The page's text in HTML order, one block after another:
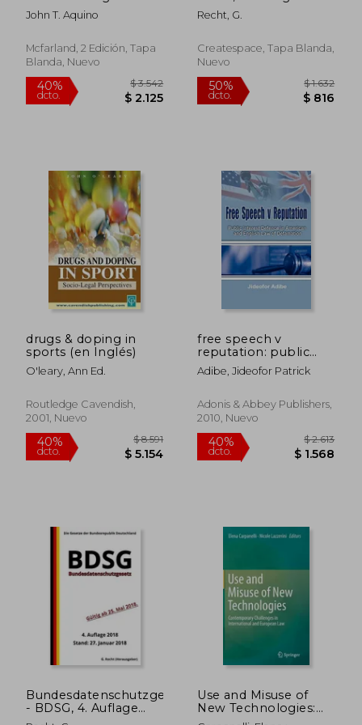
40%
dcto. $ 1.766
50%
dcto.
50% 40%
Problems of
Depicting Real
in a Fictional Medium,
2d ed. (en Inglés)
John T. Aquino
Mcfarland, 2 Edición, Tapa
Blanda, Nuevo
(en Alemán)
Recht, G.
Createspace, Tapa Blanda,
Nuevo
drugs & doping in
sports (en Inglés)
O'leary, Ann Ed.
Routledge Cavendish,
2001, Nuevo
free speech v
reputation: public
interest defence in
american and english
Inglés)
Adibe, Jideofor Patrick
Adonis & Abbey Publishers,
2010, Nuevo
Bundesdatenschutzgesetz
- BDSG, 4. Auflage
2018 (en Alemán)
Use and Misuse of
New Technologies:
Contemporary